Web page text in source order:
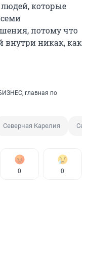
которые
потому что
внутри никак, как
главная по
Северная Карелия
0 0